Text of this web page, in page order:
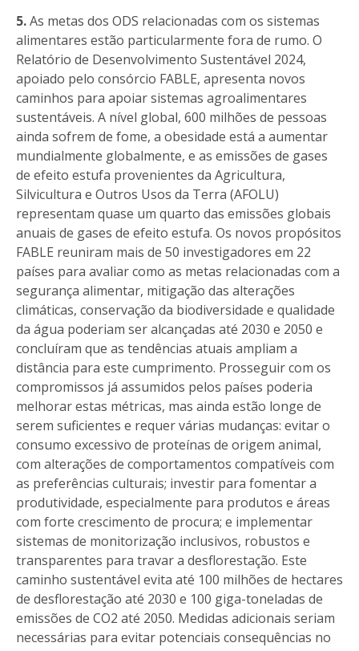
5.As metas dos ODS relacionadas com os sistemas
alimentares estão particularmente fora de rumo. O
Relatório de Desenvolvimento Sustentável 2024,
apoiado pelo consórcio FABLE, apresenta novos
caminhos para apoiar sistemas agroalimentares
sustentáveis. A nível global, 600 milhões de pessoas
ainda sofrem de fome, a obesidade está a aumentar
mundialmente globalmente, e as emissões de gases
de efeito estufa provenientes da Agricultura,
Silvicultura e Outros Usos da Terra (AFOLU)
representam quase um quarto das emissões globais
anuais de gases de efeito estufa. Os novos propósitos
FABLE reuniram mais de 50 investigadores em 22
países para avaliar como as metas relacionadas com a
segurança alimentar, mitigação das alterações
climáticas, conservação da biodiversidade e qualidade
da água poderiam ser alcançadas até 2030 e 2050 e
concluíram que as tendências atuais ampliam a
distância para este cumprimento. Prosseguir com os
compromissos já assumidos pelos países poderia
melhorar estas métricas, mas ainda estão longe de
serem suficientes e requer várias mudanças: evitar o
consumo excessivo de proteínas de origem animal,
com alterações de comportamentos compatíveis com
as preferências culturais; investir para fomentar a
produtividade, especialmente para produtos e áreas
com forte crescimento de procura; e implementar
sistemas de monitorização inclusivos, robustos e
transparentes para travar a desflorestação. Este
caminho sustentável evita até 100 milhões de hectares
de desflorestação até 2030 e 100 giga-toneladas de
emissões de CO2 até 2050. Medidas adicionais seriam
necessárias para evitar potenciais consequências no